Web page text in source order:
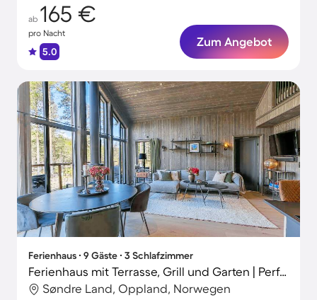
ab 165 €
pro Nacht
5.0
Zum Angebot
Ferienhaus ∙ 9 Gäste ∙ 3 Schlafzimmer
Ferienhaus mit Terrasse, Grill und Garten | Perfekt für die Arbeit von Zuhause
Søndre Land, Oppland, Norwegen